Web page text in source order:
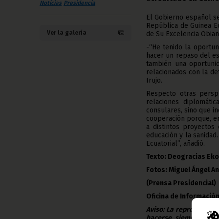
Noticias Presidencia
Ver la galería
El Gobierno español
República de Guinea
de Su Excelencia
-“He tenido la
hacer un repaso del
también una
relacionados con la
Irujo.
Respecto otras
relaciones
consulares, sino que
cooperación porque,
a distintos proyectos
educación y la
Ecuatorial”, añadió.
Texto: Deogracias
Fotos: Miguel Ángel
(Prensa Presidencial)
Oficina de
Aviso: La